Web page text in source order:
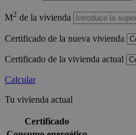
M2 de la vivienda
Certificado de la nueva vivienda
Certificado de la vivienda actual
Calcular
Tu vivienda actual
Certificado